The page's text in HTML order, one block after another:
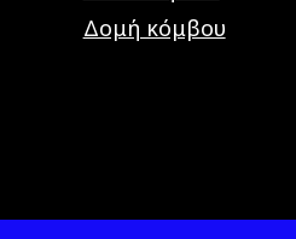
Δομή κόμβου